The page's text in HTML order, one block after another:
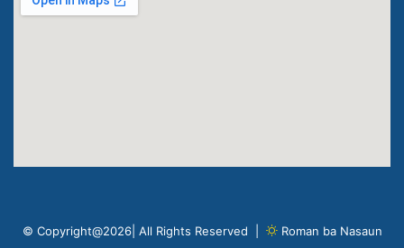
© Copyright@2026| All Rights Reserved | Roman ba Nasaun